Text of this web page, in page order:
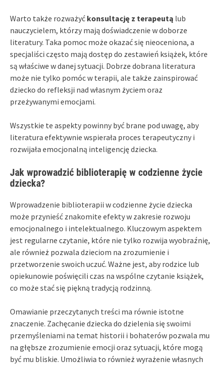
Warto także rozważyć konsultację z terapeutą lub
nauczycielem, którzy mają doświadczenie w doborze
literatury. Taka pomoc może okazać się nieoceniona, a
specjaliści często mają dostęp do zestawień książek, które
są właściwe w danej sytuacji. Dobrze dobrana literatura
może nie tylko pomóc w terapii, ale także zainspirować
dziecko do refleksji nad własnym życiem oraz
przeżywanymi emocjami.
Wszystkie te aspekty powinny być brane pod uwagę, aby
literatura efektywnie wspierała proces terapeutyczny i
rozwijała emocjonalną inteligencję dziecka.
Jak wprowadzić biblioterapię w codzienne życie
dziecka?
Wprowadzenie biblioterapii w codzienne życie dziecka
może przynieść znakomite efekty w zakresie rozwoju
emocjonalnego i intelektualnego. Kluczowym aspektem
jest regularne czytanie, które nie tylko rozwija wyobraźnię,
ale również pozwala dzieciom na zrozumienie i
przetworzenie swoich uczuć. Ważne jest, aby rodzice lub
opiekunowie poświęcili czas na wspólne czytanie książek,
co może stać się piękną tradycją rodzinną.
Omawianie przeczytanych treści ma równie istotne
znaczenie. Zachęcanie dziecka do dzielenia się swoimi
przemyśleniami na temat historii i bohaterów pozwala mu
na głębsze zrozumienie emocji oraz sytuacji, które mogą
być mu bliskie. Umożliwia to również wyrażenie własnych